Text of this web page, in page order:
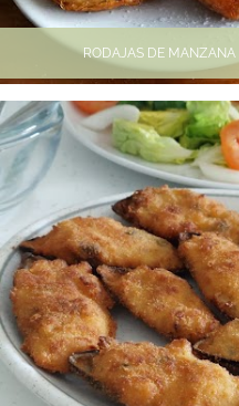
RODAJAS DE MANZANA